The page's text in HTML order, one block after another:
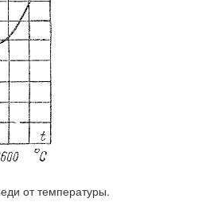
от температуры.